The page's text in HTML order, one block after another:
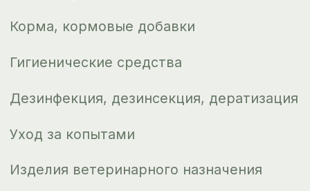
ips66@bk.ru
+7 343 264
51 17
Контакты